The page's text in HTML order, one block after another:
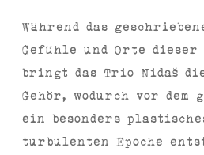
Während das
Gefühle und Orte
bringt das Trio Nidaš
Gehör, wodurch vor dem
ein besonders
turbulenten Epoche